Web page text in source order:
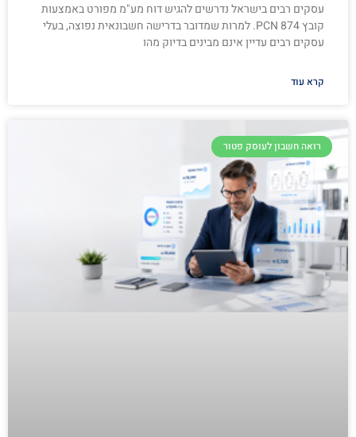
עסקים רבים בישראל נדרשים להגיש דוח מע"מ מפורט באמצעות
קובץ PCN 874. למרות שמדובר בדרישה חשבונאית נפוצה, בעלי
עסקים רבים עדיין אינם מבינים בדיוק מהו
קרא עוד
רואה חשבון לעוסק פטור